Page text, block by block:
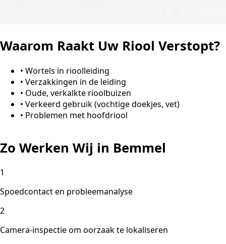
Waarom Raakt Uw Riool Verstopt?
• Wortels in rioolleiding
• Verzakkingen in de leiding
• Oude, verkalkte rioolbuizen
• Verkeerd gebruik (vochtige doekjes, vet)
• Problemen met hoofdriool
Zo Werken Wij in Bemmel
1
Spoedcontact en probleemanalyse
2
Camera-inspectie om oorzaak te lokaliseren